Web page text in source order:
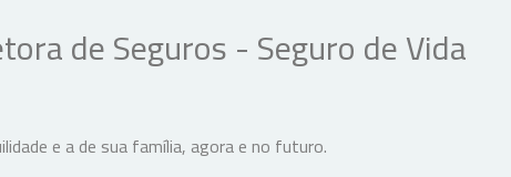
de Seguros - Seguro de Vida
e a de sua família, agora e no futuro.